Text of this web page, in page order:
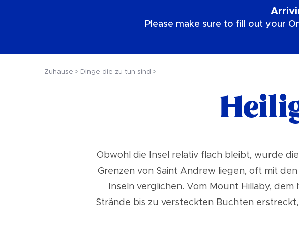
Please make sure to fill out your
Zuhause Dinge die zu tun sind
Obwohl die Insel relativ flach bleibt, wurde
Grenzen von Saint Andrew liegen, oft mit
Inseln verglichen. Vom Mount Hillaby,
Strände bis zu versteckten Buchten